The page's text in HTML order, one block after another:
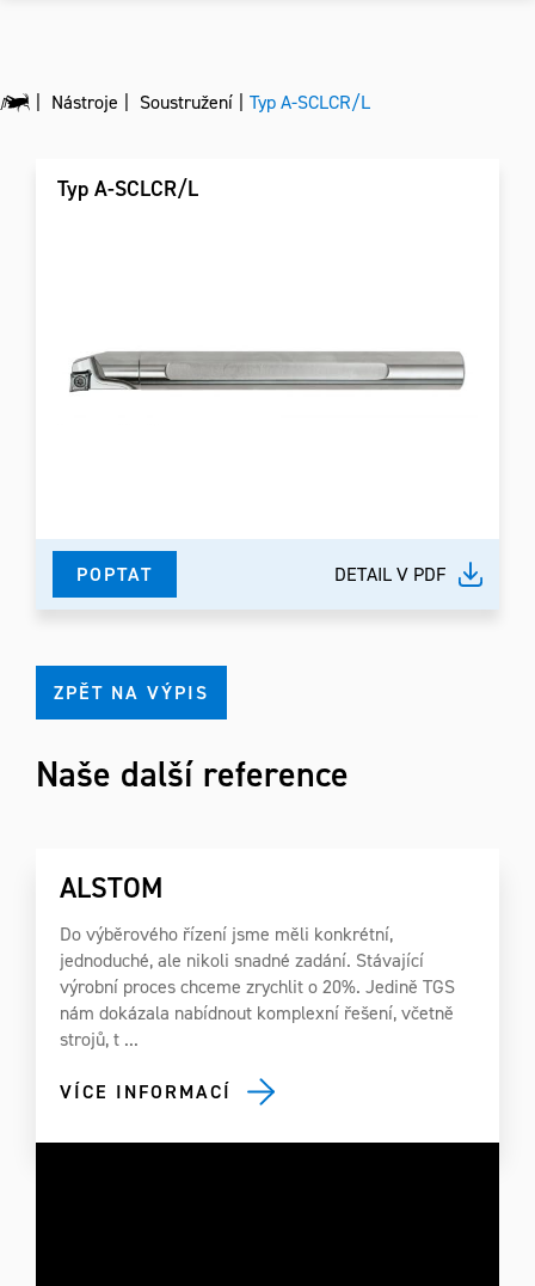
Nástroje Soustružení Typ A-SCLCR/L
Typ A-SCLCR/L
POPTAT DETAIL V PDF
ZPĚT NA VÝPIS
Naše další reference
ALSTOM
Do výběrového řízení jsme měli konkrétní,
jednoduché, ale nikoli snadné zadání. Stávající
výrobní proces chceme zrychlit o 20%. Jedině TGS
nám dokázala nabídnout komplexní řešení, včetně
strojů, t ...
VÍCE INFORMACÍ